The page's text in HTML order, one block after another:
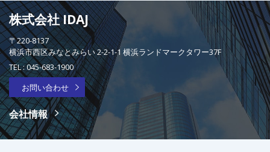
株式会社 IDAJ
〒220-8137
横浜市西区みなとみらい 2-2-1-1 横浜ランドマークタワー37F
TEL :045-683-1900
お問い合わせ
会社情報